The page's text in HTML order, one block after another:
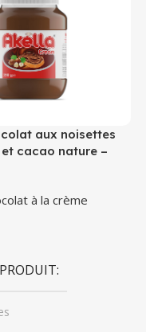
aux noisettes
cacao nature –
à la crème